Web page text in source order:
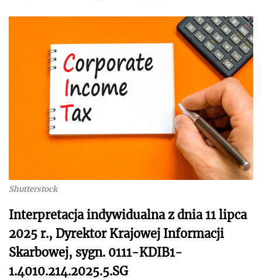
Shutterstock
Interpretacja indywidualna z dnia 11 lipca
2025 r., Dyrektor Krajowej Informacji
Skarbowej, sygn. 0111-KDIB1-
1.4010.214.2025.5.SG